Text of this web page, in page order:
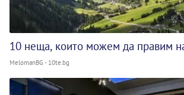
10 неща, които можем да правим
MelomanBG - 10te.bg